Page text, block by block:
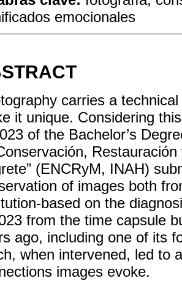
emocionales
carries a
it unique. Considering
of the Bachelor’s
(ENCRyM, INAH)
of images both
based on the
from the time capsule
ago, including one of its
when intervened, led to
images evoke.